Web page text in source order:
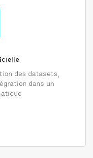
des datasets,
dans un